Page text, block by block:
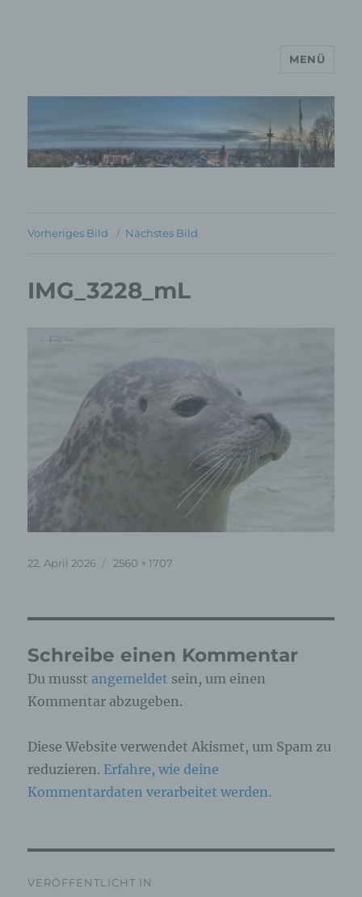
MP Mario Porten Beratung
Training Coaching
MENÜ
Vorheriges Bild Nächstes Bild
IMG_3228_mL
Veröffentlicht
22. April 2026 Originalgröße
2560 × 1707
Schreibe einen Kommentar
Du musst angemeldet sein, um einen
Kommentar abzugeben.
Diese Website verwendet Akismet, um Spam zu
reduzieren. Erfahre, wie deine
Kommentardaten verarbeitet werden.
VERÖFFENTLICHT IN